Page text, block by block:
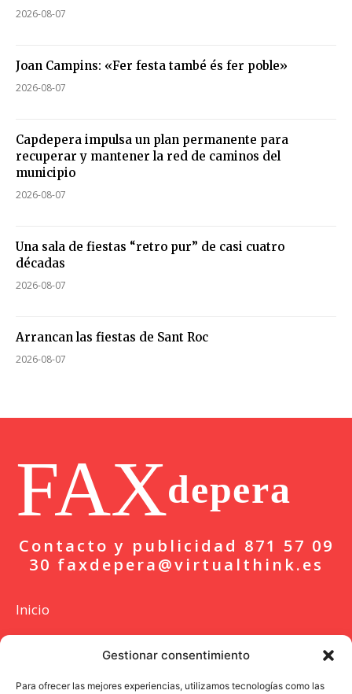
Gestionar consentimiento
Para ofrecer las mejores experiencias, utilizamos tecnologías como las
2026-08-07
Joan Campins: «Fer festa també és fer poble»
2026-08-07
Capdepera impulsa un plan permanente para
recuperar y mantener la red de caminos del
municipio
2026-08-07
Una sala de fiestas “retro pur” de casi cuatro
décadas
2026-08-07
Arrancan las fiestas de Sant Roc
2026-08-07
FAXdepera
Contacto y publicidad 871 57 09
30 faxdepera@virtualthink.es
Inicio
Actualidad